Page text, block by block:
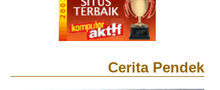
Cerita Pendek